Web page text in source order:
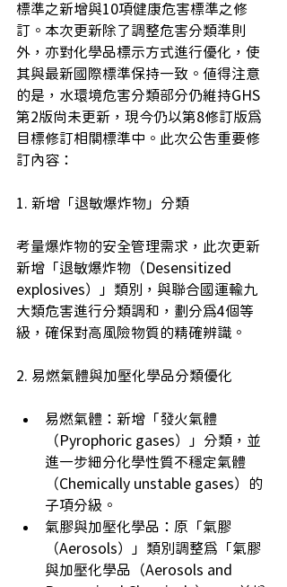
標準之新增與10項健康危害標準之修
訂。本次更新除了調整危害分類準則
外，亦對化學品標示方式進行優化，使
其與最新國際標準保持一致。值得注意
的是，水環境危害分類部分仍維持GHS
第2版尚未更新，現今仍以第8修訂版為
目標修訂相關標準中。此次公告重要修
訂內容：
1. 新增「退敏爆炸物」分類
考量爆炸物的安全管理需求，此次更新
新增「退敏爆炸物（Desensitized
explosives）」類別，與聯合國運輸九
大類危害進行分類調和，劃分為4個等
級，確保對高風險物質的精確辨識。
2. 易燃氣體與加壓化學品分類優化
易燃氣體：新增「發火氣體
（Pyrophoric gases）」分類，並
進一步細分化學性質不穩定氣體
（Chemically unstable gases）的
子項分級。
氣膠與加壓化學品：原「氣膠
（Aerosols）」類別調整為「氣膠
與加壓化學品（Aerosols and